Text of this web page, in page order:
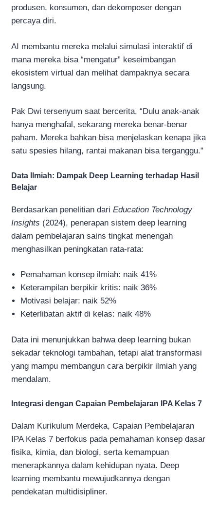
produsen, konsumen, dan dekomposer dengan
percaya diri.
AI membantu mereka melalui simulasi interaktif di
mana mereka bisa “mengatur” keseimbangan
ekosistem virtual dan melihat dampaknya secara
langsung.
Pak Dwi tersenyum saat bercerita, “Dulu anak-anak
hanya menghafal, sekarang mereka benar-benar
paham. Mereka bahkan bisa menjelaskan kenapa jika
satu spesies hilang, rantai makanan bisa terganggu.”
Data Ilmiah: Dampak Deep Learning terhadap Hasil
Belajar
Berdasarkan penelitian dari Education Technology
Insights (2024), penerapan sistem deep learning
dalam pembelajaran sains tingkat menengah
menghasilkan peningkatan rata-rata:
Pemahaman konsep ilmiah: naik 41%
Keterampilan berpikir kritis: naik 36%
Motivasi belajar: naik 52%
Keterlibatan aktif di kelas: naik 48%
Data ini menunjukkan bahwa deep learning bukan
sekadar teknologi tambahan, tetapi alat transformasi
yang mampu membangun cara berpikir ilmiah yang
mendalam.
Integrasi dengan Capaian Pembelajaran IPA Kelas 7
Dalam Kurikulum Merdeka, Capaian Pembelajaran
IPA Kelas 7 berfokus pada pemahaman konsep dasar
fisika, kimia, dan biologi, serta kemampuan
menerapkannya dalam kehidupan nyata. Deep
learning membantu mewujudkannya dengan
pendekatan multidisipliner.